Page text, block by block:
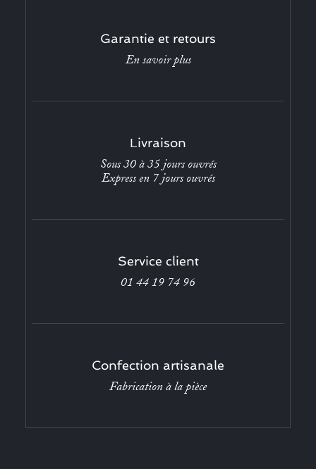
Garantie et retours
En savoir plus
Livraison
Sous 30 à 35 jours ouvrés
Express en 7 jours ouvrés
Service client
01 44 19 74 96
Confection artisanale
Fabrication à la pièce